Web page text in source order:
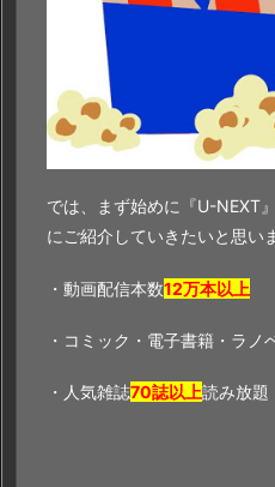
では、まず始めに『U-NEXT
にご紹介していきたいと思い
・動画配信本数12万本以上
・コミック・電子書籍・ラノ
・人気雑誌70誌以上読み放題